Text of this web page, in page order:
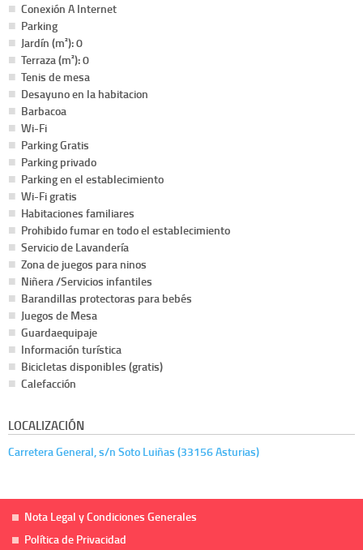
Conexión A Internet
Parking
Jardín (m²): 0
Terraza (m²): 0
Tenis de mesa
Desayuno en la habitacion
Barbacoa
Wi-Fi
Parking Gratis
Parking privado
Parking en el establecimiento
Wi-Fi gratis
Habitaciones familiares
Prohibido fumar en todo el establecimiento
Servicio de Lavandería
Zona de juegos para ninos
Niñera /Servicios infantiles
Barandillas protectoras para bebés
Juegos de Mesa
Guardaequipaje
Información turística
Bicicletas disponibles (gratis)
Calefacción
LOCALIZACIÓN
Carretera General, s/n Soto Luiñas (33156 Asturias)
Nota Legal y Condiciones Generales
Política de Privacidad